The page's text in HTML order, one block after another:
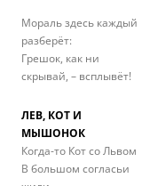
Мораль здесь каждый
разберёт:
Грешок, как ни
скрывай, – всплывёт!
ЛЕВ, КОТ И
МЫШОНОК
Когда-то Кот со Львом
В большом согласьи